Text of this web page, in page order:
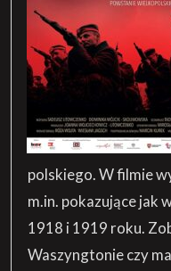
polskiego. W filmie
m.in. pokazujące jak
1918 i 1919 roku.
Waszyngtonie czy